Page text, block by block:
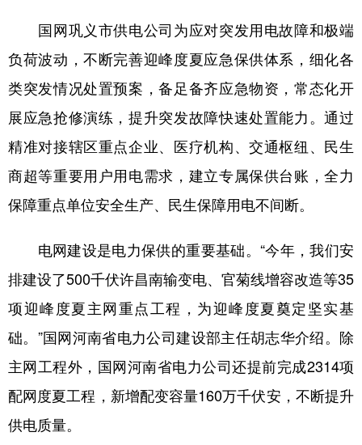
国网巩义市供电公司为应对突发用电故障和极端
负荷波动，不断完善迎峰度夏应急保供体系，细化各
类突发情况处置预案，备足备齐应急物资，常态化开
展应急抢修演练，提升突发故障快速处置能力。通过
精准对接辖区重点企业、医疗机构、交通枢纽、民生
商超等重要用户用电需求，建立专属保供台账，全力
保障重点单位安全生产、民生保障用电不间断。
电网建设是电力保供的重要基础。“今年，我们安
排建设了500千伏许昌南输变电、官菊线增容改造等35
项迎峰度夏主网重点工程，为迎峰度夏奠定坚实基
础。”国网河南省电力公司建设部主任胡志华介绍。除
主网工程外，国网河南省电力公司还提前完成2314项
配网度夏工程，新增配变容量160万千伏安，不断提升
供电质量。